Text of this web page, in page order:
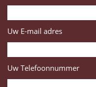
Uw E-mail adres
Uw Telefoonnummer